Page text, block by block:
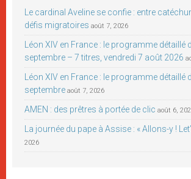
Le cardinal Aveline se confie : entre
défis migratoires août 7, 2026
Léon XIV en France : le programme détaillé
septembre – 7 titres, vendredi 7 août 2026
Léon XIV en France : le programme détaillé
septembre août 7, 2026
AMEN : des prêtres à portée de clic août 6,
La journée du pape à Assise : « Allons-y !
2026